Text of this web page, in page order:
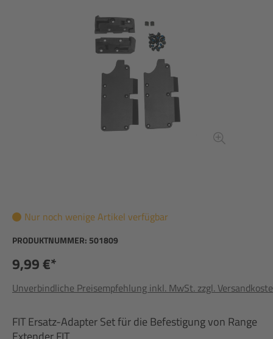
Nur noch wenige Artikel verfügbar
PRODUKTNUMMER: 501809
9,99 €*
Unverbindliche Preisempfehlung inkl. MwSt. zzgl.
FIT Ersatz-Adapter Set für die Befestigung von Range